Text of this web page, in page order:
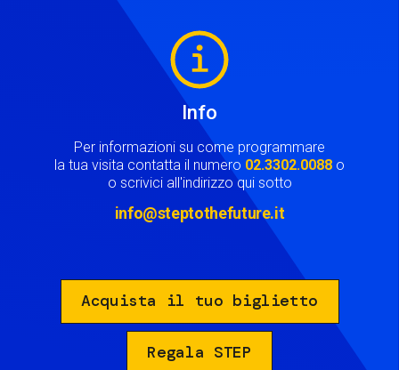
Info
Per informazioni su come programmare
la tua visita contatta il numero 02.3302.0088 o
o scrivici all'indirizzo qui sotto
info@steptothefuture.it
Acquista il tuo biglietto
Regala STEP